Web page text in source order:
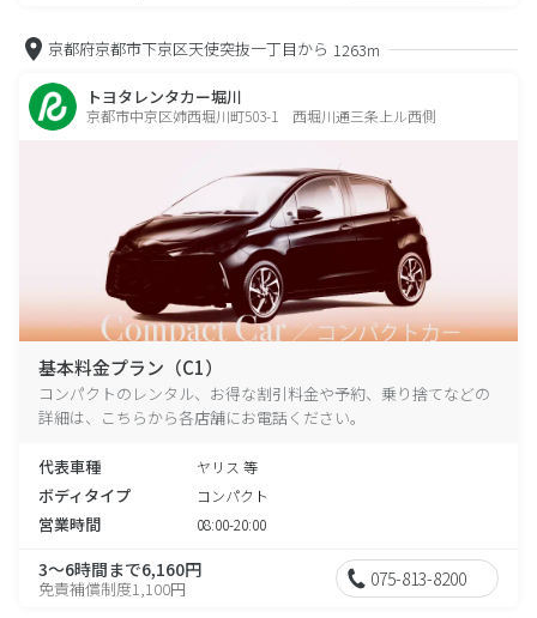
京都府京都市下京区天使突抜一丁目から 1263m
トヨタレンタカー堀川
京都市中京区姉西堀川町503-1 西堀川通三条上ル西側
基本料金プラン（C1）
コンパクトのレンタル、お得な割引料金や予約、乗り捨てなどの
詳細は、こちらから各店舗にお電話ください。
代表車種 ヤリス 等
ボディタイプ コンパクト
営業時間 08:00-20:00
3～6時間まで6,160円
免責補償制度1,100円 075-813-8200